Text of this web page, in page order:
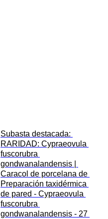
Subasta destacada:
RARIDAD: Cypraeovula
fuscorubra
gondwanalandensis |
Caracol de porcelana de
Preparación taxidérmica
de pared - Cypraeovula
fuscorubra
gondwanalandensis - 27